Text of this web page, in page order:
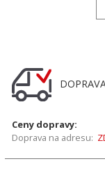
Ceny dopravy:
Doprava na adresu: